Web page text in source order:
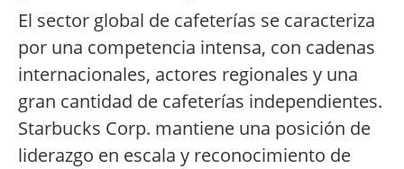
El sector global de cafeterías se caracteriza
por una competencia intensa, con cadenas
internacionales, actores regionales y una
gran cantidad de cafeterías independientes.
Starbucks Corp. mantiene una posición de
liderazgo en escala y reconocimiento de